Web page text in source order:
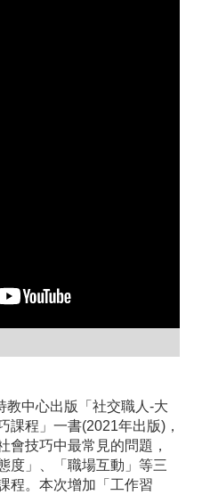
中心出版「社交職人-大
課程」一書(2021年出版)，
會技巧中最常見的問題，
度」、「職場互動」等三
程。本次增加「工作習